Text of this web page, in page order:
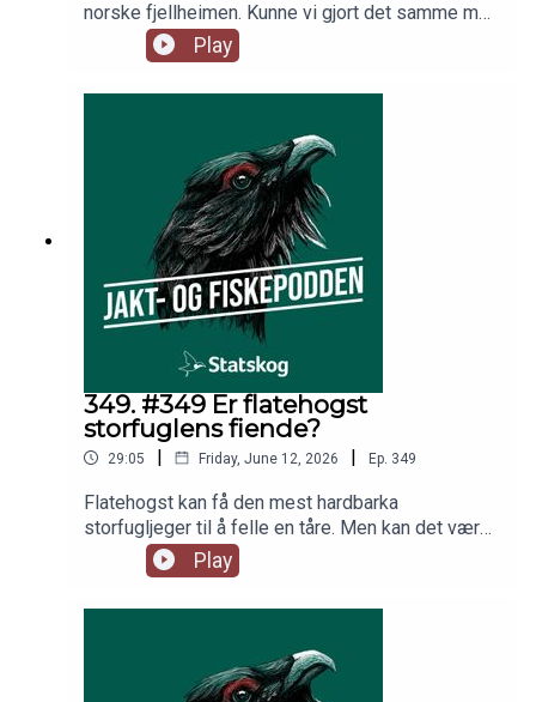
norske fjellheimen. Kunne vi gjort det samme med
rype og øke bestanden? Rypedoktor Jo Inge
Breisjøberget svarer, mens fiskeekspert Espen
Play
349. #349 Er flatehogst
storfuglens fiende?
29:05 | Friday, June 12, 2026 | Ep. 349
Flatehogst kan få den mest hardbarka
storfugljeger til å felle en tåre. Men kan det være
at skinnet bedrar? Hvor mye vet vi egentlig om
storfugl og flatehogst? Per Wegge vet mer enn
samtaler han med Jo Inge Breisjøberget
(Statskog), Espen Farstad (NJFF) og Trond
Play